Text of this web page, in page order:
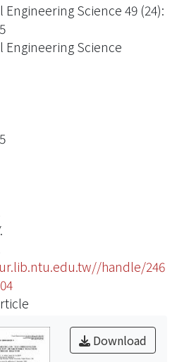
Engineering Science 49 (24):
Engineering Science
handle/246
Download